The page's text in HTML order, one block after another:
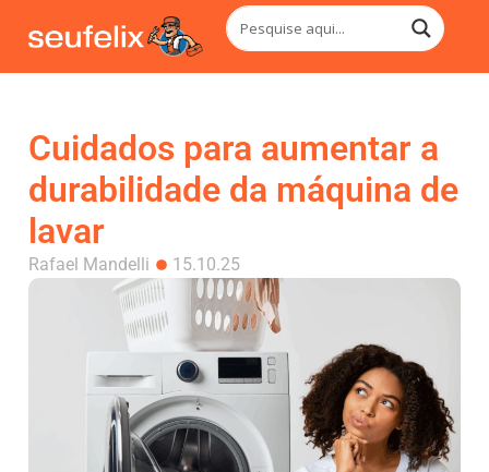
Cuidados para aumentar a
durabilidade da máquina de
lavar
Rafael Mandelli 15.10.25